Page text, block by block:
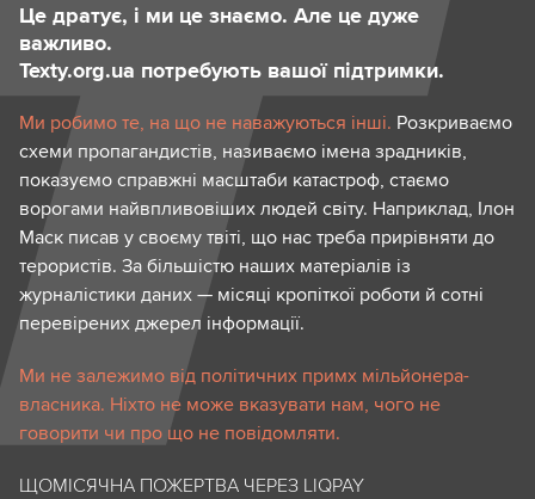
Це дратує, і ми це знаємо. Але це дуже
важливо.
Texty.org.ua потребують вашої підтримки.
Ми робимо те, на що не наважуються інші. Розкриваємо
схеми пропагандистів, називаємо імена зрадників,
показуємо справжні масштаби катастроф, стаємо
ворогами найвпливовіших людей світу. Наприклад, Ілон
Маск писав у своєму твіті, що нас треба прирівняти до
терористів. За більшістю наших матеріалів із
журналістики даних — місяці кропіткої роботи й сотні
перевірених джерел інформації.
Ми не залежимо від політичних примх мільйонера-
власника. Ніхто не може вказувати нам, чого не
говорити чи про що не повідомляти.
ЩОМІСЯЧНА ПОЖЕРТВА ЧЕРЕЗ LIQPAY